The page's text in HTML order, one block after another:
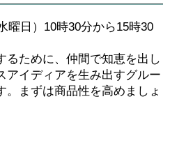
曜日）10時30分から15時30
るために、仲間で知恵を出し
アイディアを生み出すグルー
。まずは商品性を高めましょ